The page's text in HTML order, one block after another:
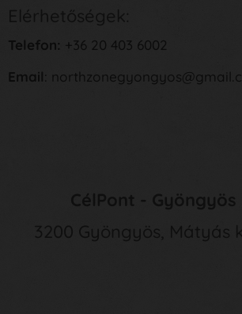
Elérhetőségek:
Telefon: +36 20 403 6002
Email :
CélPont - Gyöngyös
3200 Gyöngyös, Mátyás